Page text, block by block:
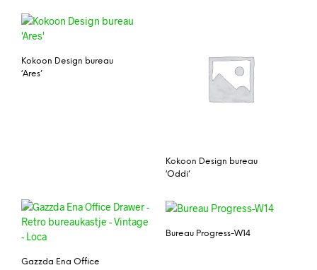
Kokoon Design bureau
‘Ares’
Kokoon Design bureau
‘Oddi’
Gazzda Ena Office
Bureau Progress-W14